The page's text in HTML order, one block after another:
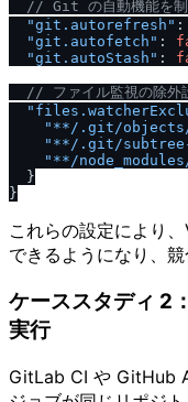
/ / Git の自動機能を
"git.autorefresh" :
"git.autofetch" :
"git.autoStash" :
/ / ファイル監視の除外
"** / .git /objects
"** / .git /
"** /node_modules
}
}
これらの設定により
できるようになり、競
ケーススタディ 2
実行
GitLab CI や GitHub